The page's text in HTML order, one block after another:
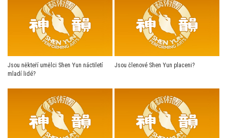
Jsou někteří umělci Shen Yun náctiletí
mladí lidé?
Jsou členové Shen Yun placeni?